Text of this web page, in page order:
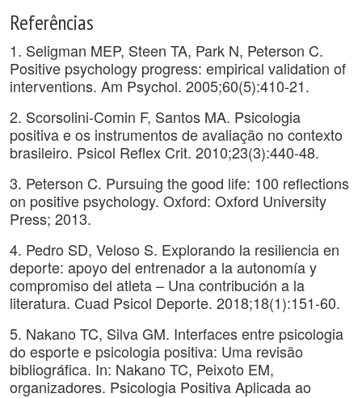
Referências
1. Seligman MEP, Steen TA, Park N, Peterson C.
Positive psychology progress: empirical validation of
interventions. Am Psychol. 2005;60(5):410-21.
2. Scorsolini-Comin F, Santos MA. Psicologia
positiva e os instrumentos de avaliação no contexto
brasileiro. Psicol Reflex Crit. 2010;23(3):440-48.
3. Peterson C. Pursuing the good life: 100 reflections
on positive psychology. Oxford: Oxford University
Press; 2013.
4. Pedro SD, Veloso S. Explorando la resiliencia en
deporte: apoyo del entrenador a la autonomía y
compromiso del atleta – Una contribución a la
literatura. Cuad Psicol Deporte. 2018;18(1):151-60.
5. Nakano TC, Silva GM. Interfaces entre psicologia
do esporte e psicologia positiva: Uma revisão
bibliográfica. In: Nakano TC, Peixoto EM,
organizadores. Psicologia Positiva Aplicada ao